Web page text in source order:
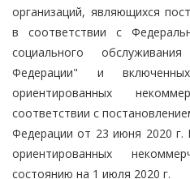
организаций, являющихся
в соответствии с
социального
Федерации" и
ориентированных
соответствии с
Федерации от 23 июня 2020 г.
ориентированных
состоянию на 1 июля 2020 г.